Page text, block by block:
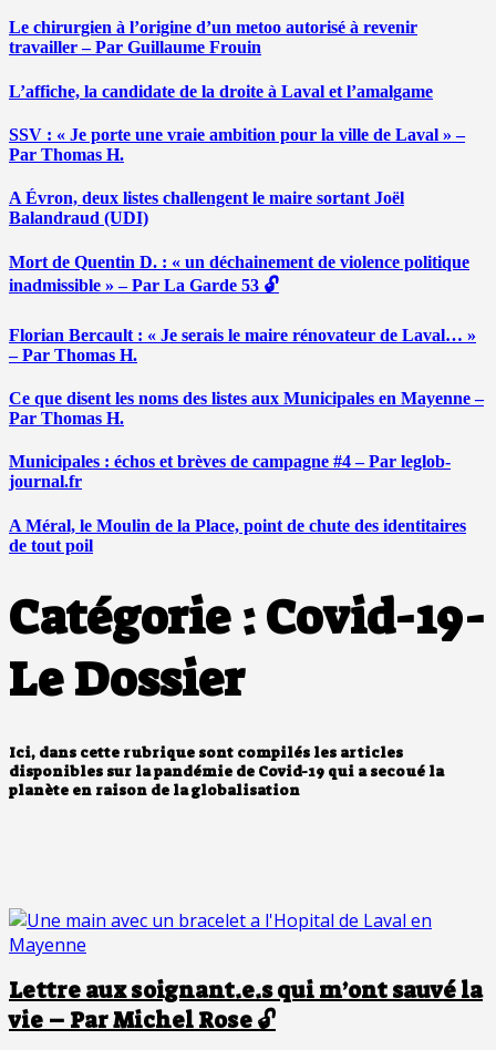
Le chirurgien à l’origine d’un metoo autorisé à revenir
travailler – Par Guillaume Frouin
L’affiche, la candidate de la droite à Laval et l’amalgame
SSV : « Je porte une vraie ambition pour la ville de Laval » –
Par Thomas H.
A Évron, deux listes challengent le maire sortant Joël
Balandraud (UDI)
Mort de Quentin D. : « un déchainement de violence politique
inadmissible » – Par La Garde 53 🔓
Florian Bercault : « Je serais le maire rénovateur de Laval… »
– Par Thomas H.
Ce que disent les noms des listes aux Municipales en Mayenne –
Par Thomas H.
Municipales : échos et brèves de campagne #4 – Par leglob-
journal.fr
A Méral, le Moulin de la Place, point de chute des identitaires
de tout poil
Catégorie :Covid-19-
Le Dossier
Ici, dans cette rubrique sont compilés les articles
disponibles sur la pandémie de Covid-19 qui a secoué la
planète en raison de la globalisation
Lettre aux soignant.e.s qui m’ont sauvé la
vie – Par Michel Rose 🔓